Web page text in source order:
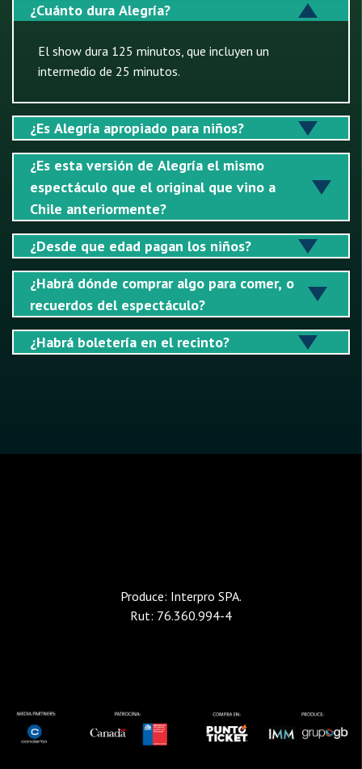
¿Cuánto dura Alegría?
El show dura 125 minutos, que incluyen un
intermedio de 25 minutos.
¿Es Alegría apropiado para niños?
¿Es esta versión de Alegría el mismo
espectáculo que el original que vino a
Chile anteriormente?
¿Desde que edad pagan los niños?
¿Habrá dónde comprar algo para comer, o
recuerdos del espectáculo?
¿Habrá boletería en el recinto?
Produce: Interpro SPA.
Rut: 76.360.994-4